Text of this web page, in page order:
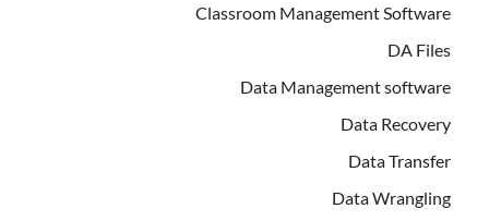
Classroom Management Software
DA Files
Data Management software
Data Recovery
Data Transfer
Data Wrangling